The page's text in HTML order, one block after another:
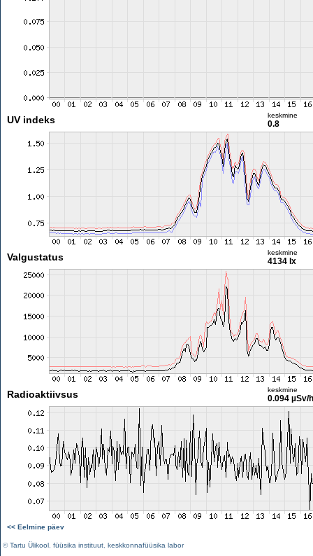
UV indeks keskmine
0.8
Valgustatus keskmine
4134 lx
Radioaktiivsus keskmine
0.094 µSv/h
<< Eelmine päev
©Tartu Ülikool füüsika instituut keskkonnafüüsika labor